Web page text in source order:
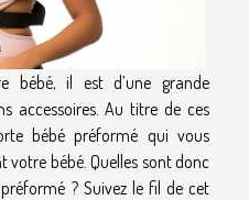
bébé, il est d’une grande
accessoires. Au titre de ces
bébé préformé qui vous
bébé. Quelles sont donc
? Suivez le fil de cet